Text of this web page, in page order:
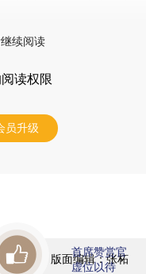
续阅读
读权限
员升级
田铁军 | 版面编辑：张柘
首席赞赏官
虚位以待